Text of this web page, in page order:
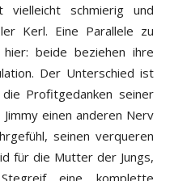
vielleicht schmierig und
Kerl. Eine Parallele zu
beide beziehen ihre
Der Unterschied ist
Profitgedanken seiner
einen anderen Nerv
seinen verqueren
für die Mutter der Jungs,
eine komplette